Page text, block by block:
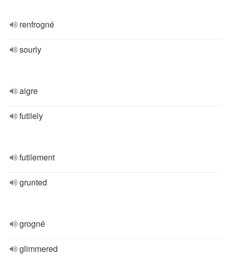
renfrogné
sourly
aigre
futilely
futilement
grunted
grogné
glimmered